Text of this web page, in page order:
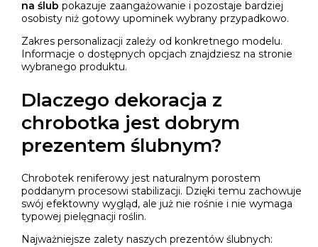
na ślub pokazuje zaangażowanie i pozostaje bardziej
osobisty niż gotowy upominek wybrany przypadkowo.
Zakres personalizacji zależy od konkretnego modelu.
Informacje o dostępnych opcjach znajdziesz na stronie
wybranego produktu.
Dlaczego dekoracja z
chrobotka jest dobrym
prezentem ślubnym?
Chrobotek reniferowy jest naturalnym porostem
poddanym procesowi stabilizacji. Dzięki temu zachowuje
swój efektowny wygląd, ale już nie rośnie i nie wymaga
typowej pielęgnacji roślin.
Najważniejsze zalety naszych prezentów ślubnych: